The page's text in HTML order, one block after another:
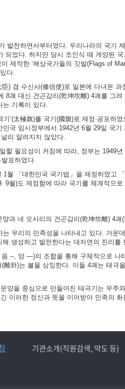
전하면서부터였다. 우리나라의 국기
었다. 하지만 당시 조인식 때 게양된
제작한 ‘해상국가들의 깃발(Flags of
다.
) 겸 수신사(修信使)로 일본에 다녀온 과
대신 건곤감리(乾坤坎離) 4괘를 그려
는 기록이 있다.
’(太極旗)를 국기(國旗)로 제정·공포하
국 임시정부에서 1942년 6월 29일 국
리 알려지지 않았다.
할 필요성이 커짐에 따라, 정부는 1949
표하였다.
월 「대한민국 국기법」을 제정하였고
9월)도 제정함에 따라 국기를 체계적으
과 네 모서리의 건곤감리(乾坤坎離) 4괘
우리의 민족성을 나타내고 있다. 가운
생성하고 발전한다는 대자연의 진리를
--, 양 ―)의 조합을 통해 구체적으로 나
卦)는 불을 상징한다. 이들 4괘는 태극
양을 중심으로 만들어진 태극기는 우주
이러한 정신과 뜻을 이어받아 민족의
기관소개(직원검색, 약도 등)